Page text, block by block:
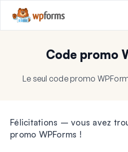
Code promo
Le seul code promo
Félicitations – vous avez
promo WPForms !